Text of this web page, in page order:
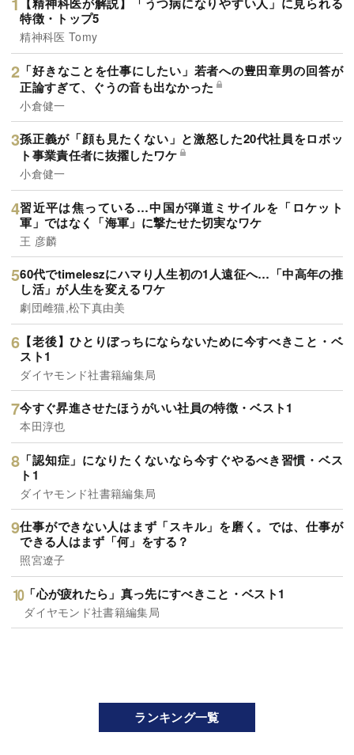
特徴・トップ5
精神科医 Tomy
「好きなことを仕事にしたい」若者への豊田章男の回答が
正論すぎて、ぐうの音も出なかった
小倉健一
孫正義が「顔も見たくない」と激怒した20代社員をロボッ
ト事業責任者に抜擢したワケ
小倉健一
習近平は焦っている…中国が弾道ミサイルを「ロケット
軍」ではなく「海軍」に撃たせた切実なワケ
王 彦麟
60代でtimeleszにハマり人生初の1人遠征へ…「中高年の推
し活」が人生を変えるワケ
劇団雌猫,松下真由美
【老後】ひとりぼっちにならないために今すべきこと・ベ
スト1
ダイヤモンド社書籍編集局
今すぐ昇進させたほうがいい社員の特徴・ベスト1
本田淳也
「認知症」になりたくないなら今すぐやるべき習慣・ベス
ト1
ダイヤモンド社書籍編集局
仕事ができない人はまず「スキル」を磨く。では、仕事が
できる人はまず「何」をする？
照宮遼子
「心が疲れたら」真っ先にすべきこと・ベスト1
ダイヤモンド社書籍編集局
ランキング一覧